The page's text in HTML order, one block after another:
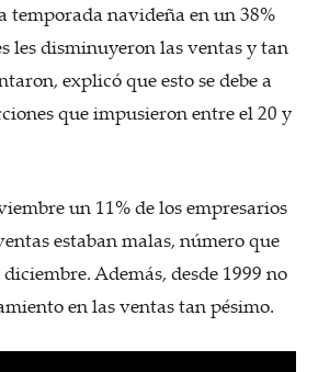
temporada navideña en un 38%
les disminuyeron las ventas y tan
explicó que esto se debe a
que impusieron entre el 20 y
un 11% de los empresarios
estaban malas, número que
Además, desde 1999 no
en las ventas tan pésimo.